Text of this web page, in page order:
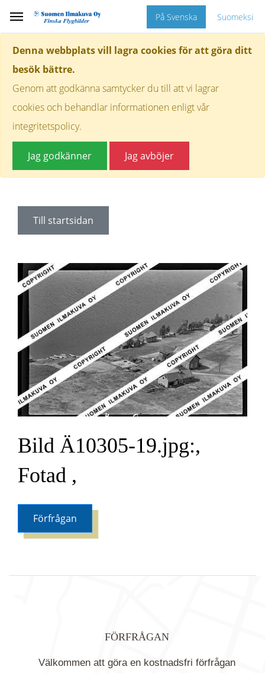
Denna webbplats vill lagra cookies för att göra ditt
besök bättre.
Genom att godkänna samtycker du till att vi lagrar
cookies och behandlar informationen enligt vår
integritetspolicy.
Jag godkänner Jag avböjer
På Svenska Suomeksi
Till startsidan
Bild Ä10305-19.jpg:,
Fotad ,
Förfrågan
FÖRFRÅGAN
Välkommen att göra en kostnadsfri förfrågan